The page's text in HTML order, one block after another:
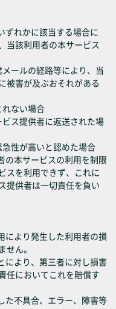
ずれかに該当する場合に
当該利用者の本サービス
ールの経路等により、当
被害が及ぶおそれがある
ない場合
ス提供者に返送された場
性が高いと認めた場合
の本サービスの利用を制限
スを利用できず、これに
提供者は一切責任を負い
により発生した利用者の損
ん。
により、第三者に対し損害
任においてこれを賠償す
た不具合、エラー、障害等